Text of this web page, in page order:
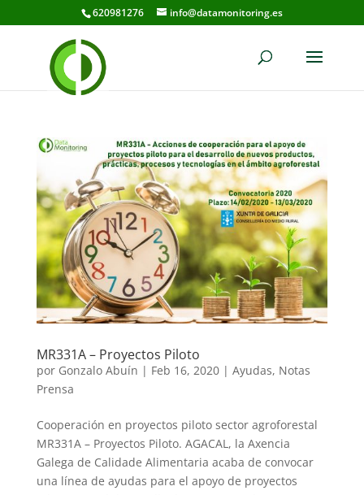
620981276 info@datamonitoring.es
MR331A – Proyectos Piloto
por Gonzalo Abuín | Feb 16, 2020| Ayudas, Notas
Prensa
Cooperación en proyectos piloto sector agroforestal
MR331A – Proyectos Piloto. AGACAL, la Axencia
Galega de Calidade Alimentaria acaba de convocar
una línea de ayudas para el apoyo de proyectos